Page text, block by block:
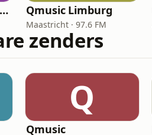
Qmusic One World Radio Qmusic Limburg
Maastricht · 97.6 FM
zenders
Q
Qmusic